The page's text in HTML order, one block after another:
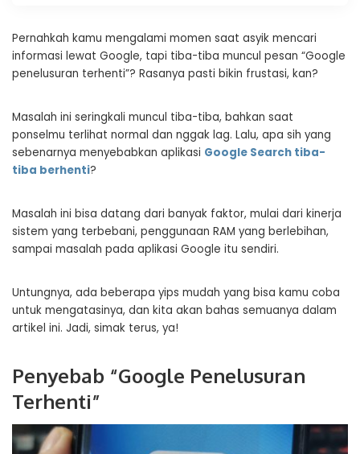
Pernahkah kamu mengalami momen saat asyik mencari
informasi lewat Google, tapi tiba-tiba muncul pesan “Google
penelusuran terhenti”? Rasanya pasti bikin frustasi, kan?
Masalah ini seringkali muncul tiba-tiba, bahkan saat
ponselmu terlihat normal dan nggak lag. Lalu, apa sih yang
sebenarnya menyebabkan aplikasi Google Search tiba-
tiba berhenti?
Masalah ini bisa datang dari banyak faktor, mulai dari kinerja
sistem yang terbebani, penggunaan RAM yang berlebihan,
sampai masalah pada aplikasi Google itu sendiri.
Untungnya, ada beberapa yips mudah yang bisa kamu coba
untuk mengatasinya, dan kita akan bahas semuanya dalam
artikel ini. Jadi, simak terus, ya!
Penyebab “Google Penelusuran
Terhenti”